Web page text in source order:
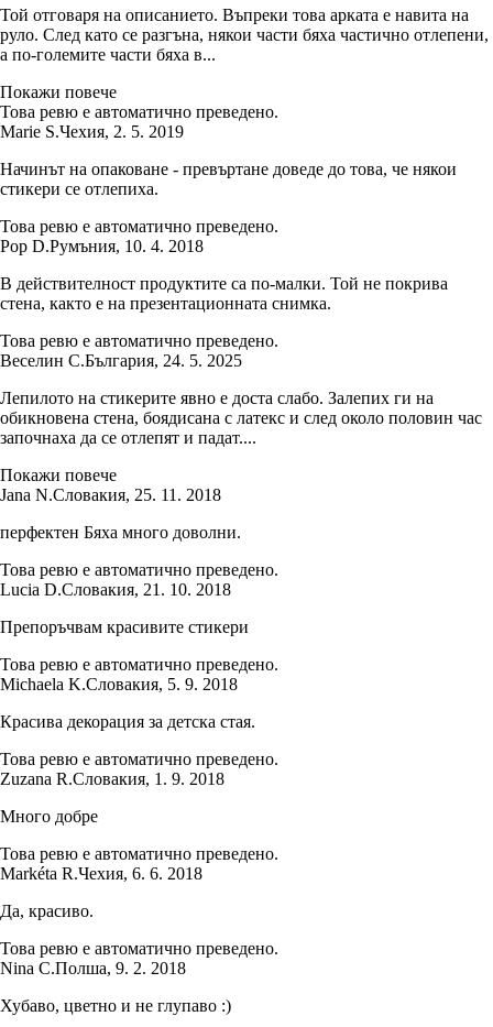
Той отговаря на описанието. Въпреки това арката е навита на
руло. След като се разгъна, някои части бяха частично отлепени,
а по-големите части бяха в...
Покажи повече
Това ревю е автоматично преведено.
Marie S.Чехия, 2. 5. 2019
Начинът на опаковане - превъртане доведе до това, че някои
стикери се отлепиха.
Това ревю е автоматично преведено.
Pop D.Румъния, 10. 4. 2018
В действителност продуктите са по-малки. Той не покрива
стена, както е на презентационната снимка.
Това ревю е автоматично преведено.
Веселин С.България, 24. 5. 2025
Лепилото на стикерите явно е доста слабо. Залепих ги на
обикновена стена, боядисана с латекс и след около половин час
започнаха да се отлепят и падат....
Покажи повече
Jana N.Словакия, 25. 11. 2018
перфектен Бяха много доволни.
Това ревю е автоматично преведено.
Lucia D.Словакия, 21. 10. 2018
Препоръчвам красивите стикери
Това ревю е автоматично преведено.
Michaela K.Словакия, 5. 9. 2018
Красива декорация за детска стая.
Това ревю е автоматично преведено.
Zuzana R.Словакия, 1. 9. 2018
Много добре
Това ревю е автоматично преведено.
Markéta R.Чехия, 6. 6. 2018
Да, красиво.
Това ревю е автоматично преведено.
Nina C.Полша, 9. 2. 2018
Хубаво, цветно и не глупаво :)